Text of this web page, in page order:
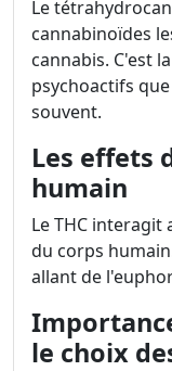
Le
cannabinoïdes
cannabis. C'est
psychoactifs
souvent.
Les effets
humain
Le THC interagit
du corps
allant de
le choix